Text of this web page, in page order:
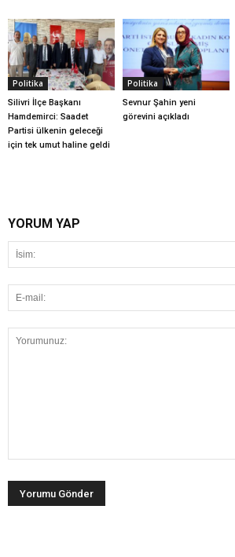
Politika
Silivri İlçe Başkanı
Hamdemirci: Saadet
Partisi ülkenin geleceği
için tek umut haline geldi
Politika
Sevnur Şahin yeni
görevini açıkladı
YORUM YAP